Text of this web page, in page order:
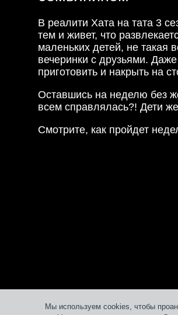
Мы используем cookies, чтобы
В реалити Хата на тата 3
тем и живет, что
маленьких детей, не такая
вечеринки с друзьями.
приготовить и накрыть на
Оставшись на неделю без
всем справлялась?! Дети
Смотрите, как пройдет